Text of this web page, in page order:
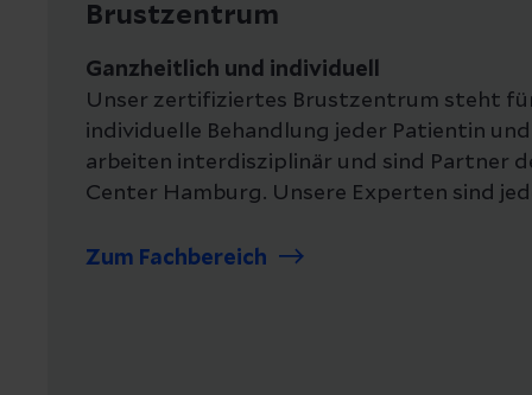
Brustzentrum
Ganzheitlich und individuell
Unser zertifiziertes Brustzentrum steht
individuelle Behandlung jeder Patientin
arbeiten interdisziplinär und sind Partner
Center Hamburg. Unsere Experten sind
Zum Fachbereich